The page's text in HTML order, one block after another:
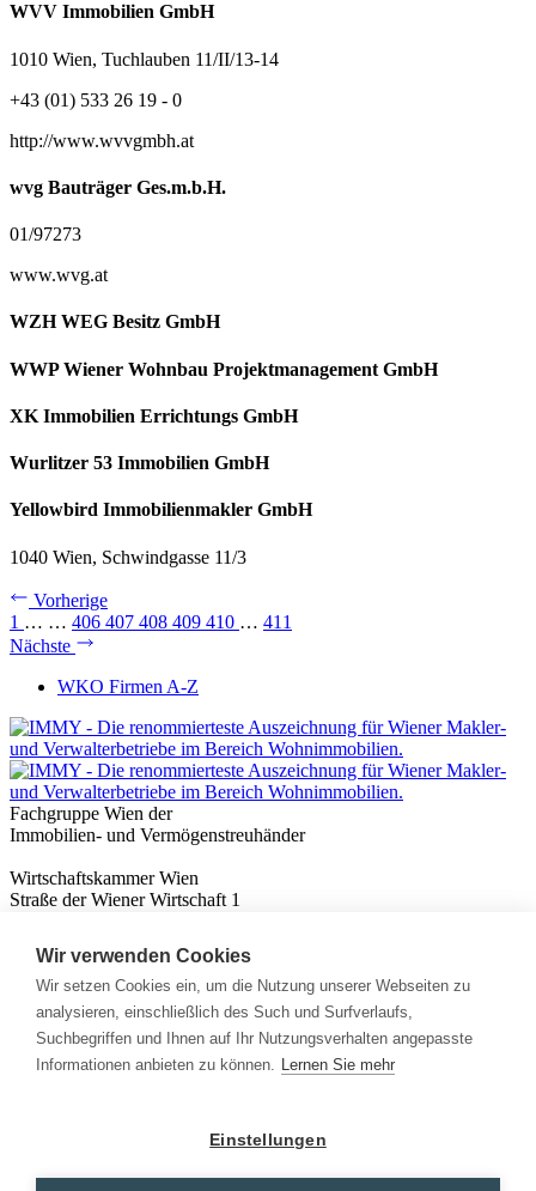
WVV Immobilien GmbH
1010 Wien, Tuchlauben 11/II/13-14
+43 (01) 533 26 19 - 0
http://www.wvvgmbh.at
wvg Bauträger Ges.m.b.H.
01/97273
www.wvg.at
WZH WEG Besitz GmbH
WWP Wiener Wohnbau Projektmanagement GmbH
XK Immobilien Errichtungs GmbH
Wurlitzer 53 Immobilien GmbH
Yellowbird Immobilienmakler GmbH
1040 Wien, Schwindgasse 11/3
Vorherige
1 … … 406 407 408 409 410 … 411
Nächste
WKO Firmen A-Z
Fachgruppe Wien der
Immobilien- und Vermögenstreuhänder
Wirtschaftskammer Wien
Straße der Wiener Wirtschaft 1
Nützliches
Immobilienwissen
Formulare & Rechner
Expert:innen
Info
Wir verwenden Cookies
Wir setzen Cookies ein, um die Nutzung unserer Webseiten zu
analysieren, einschließlich des Such und Surfverlaufs,
Suchbegriffen und Ihnen auf Ihr Nutzungsverhalten angepasste
Informationen anbieten zu können. Lernen Sie mehr
Einstellungen